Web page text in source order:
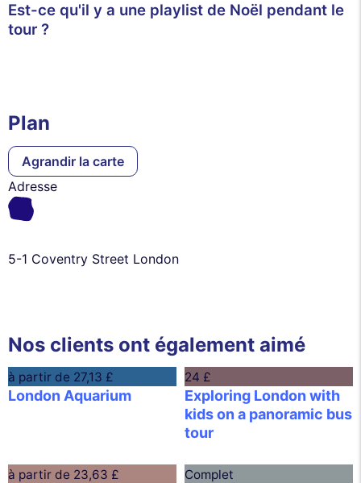
Est-ce qu'il y a une playlist de Noël pendant le
tour ?
Plan
Agrandir la carte
Adresse
5-1 Coventry Street London
Nos clients ont également aimé
à partir de 27,13 £
London Aquarium
24 £
Exploring London with
kids on a panoramic bus
tour
à partir de 23,63 £ Complet